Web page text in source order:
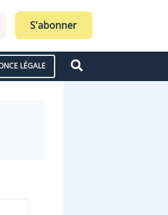
S'abonner
LÉGALE